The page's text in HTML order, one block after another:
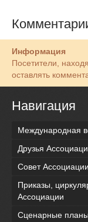
Информация
Посетители,
оставлять
Навигация
Международная
Друзья
Совет Ассоциации
Приказы,
Ассоциации
Сценарные планы